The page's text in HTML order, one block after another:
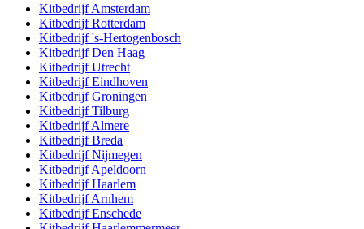
KitbedrijfAmsterdam
KitbedrijfRotterdam
Kitbedrijf's-Hertogenbosch
KitbedrijfDen Haag
KitbedrijfUtrecht
KitbedrijfEindhoven
KitbedrijfGroningen
KitbedrijfTilburg
KitbedrijfAlmere
KitbedrijfBreda
KitbedrijfNijmegen
KitbedrijfApeldoorn
KitbedrijfHaarlem
KitbedrijfArnhem
KitbedrijfEnschede